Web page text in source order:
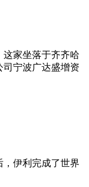
这家坐落于齐齐哈
宁波广达盛增资
伊利完成了世界